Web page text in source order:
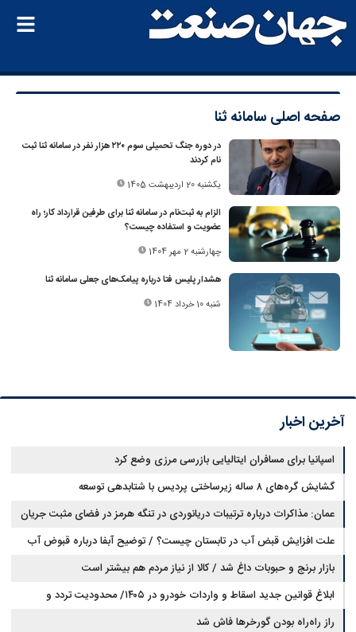
صفحه اصلی سامانه ثنا
در دوره جنگ تحمیلی سوم ۲۲۰ هزار نفر در سامانه ثنا ثبت
نام کردند
یکشنبه 20 اردیبهشت 1405
الزام به ثبت‌نام در سامانه ثنا برای طرفین قرارداد کار؛ راه
عضویت و استفاده چیست؟
چهارشنبه 2 مهر 1404
هشدار پلیس فتا درباره پیامک‌های جعلی سامانه ثنا
شنبه 10 خرداد 1404
آخرین اخبار
اسپانیا برای مسافران ایتالیایی بازرسی مرزی وضع کرد
گشایش گره‌های ۸ ساله زیرساختی پردیس با شتابدهی توسعه
عمان: مذاکرات درباره ترتیبات دریانوردی در تنگه هرمز در فضای مثبت جریان
دارد
علت افزایش قبض آب در تابستان چیست؟ / توضیح آبفا درباره قبوض آب
بازار برنج و حبوبات داغ شد / کالا از نیاز مردم هم بیشتر است
ابلاغ قوانین جدید اسقاط و واردات خودرو در ۱۴۰۵/ محدودیت تردد و
سوخت‌رسانی به فرسوده‌ها
راز راه‌راه بودن گورخرها فاش شد